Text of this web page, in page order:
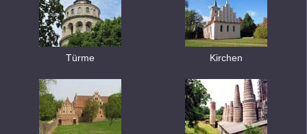
Türme Kirchen